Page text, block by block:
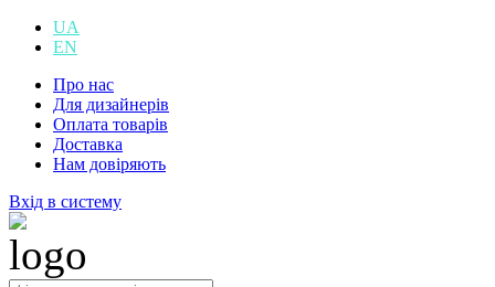
UA
EN
Про нас
Для дизайнерів
Оплата товарів
Доставка
Нам довіряють
Вхід в систему